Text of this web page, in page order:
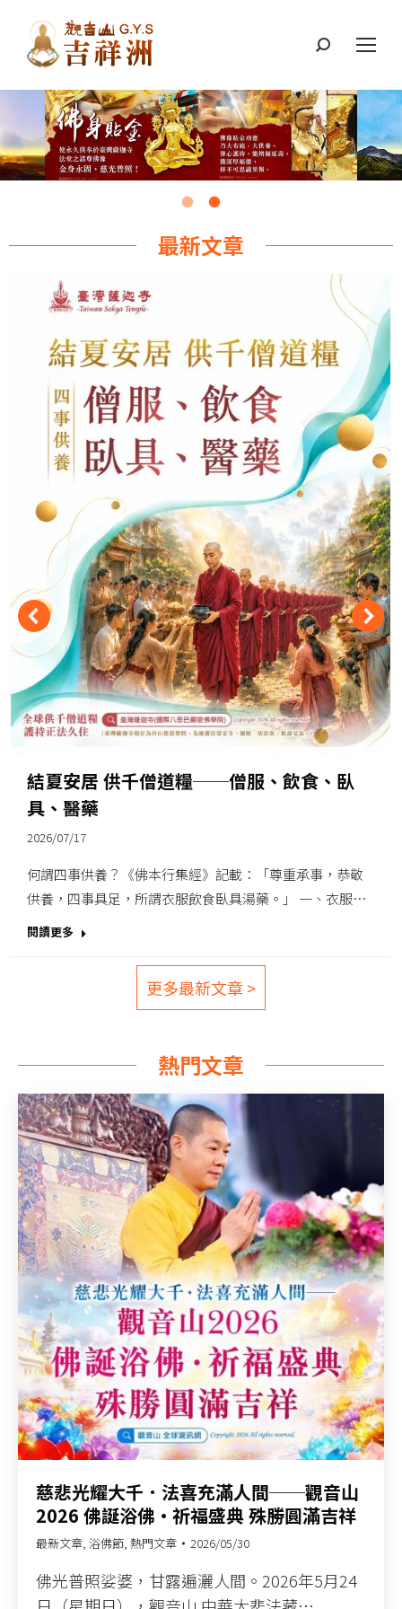
搜
最新文章
結夏安居 供千僧道糧──僧服、飲食、臥
具、醫藥
2026/07/17
何謂四事供養？《佛本行集經》記載：「尊重承事，恭敬
供養，四事具足，所謂衣服飲食臥具湯藥。」 一、衣服…
閱讀更多
更多最新文章 >
熱門文章
慈悲光耀大千．法喜充滿人間──觀音山
2026 佛誕浴佛•祈福盛典 殊勝圓滿吉祥
最新文章, 浴佛節, 熱門文章 2026/05/30
佛光普照娑婆，甘露遍灑人間。2026年5月24